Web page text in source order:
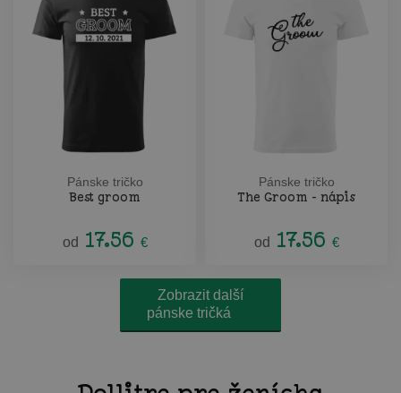
Pánske tričko
Best groom
od 17.56 €
Pánske tričko
The Groom - nápis
od 17.56 €
Zobrazit další
pánske tričká